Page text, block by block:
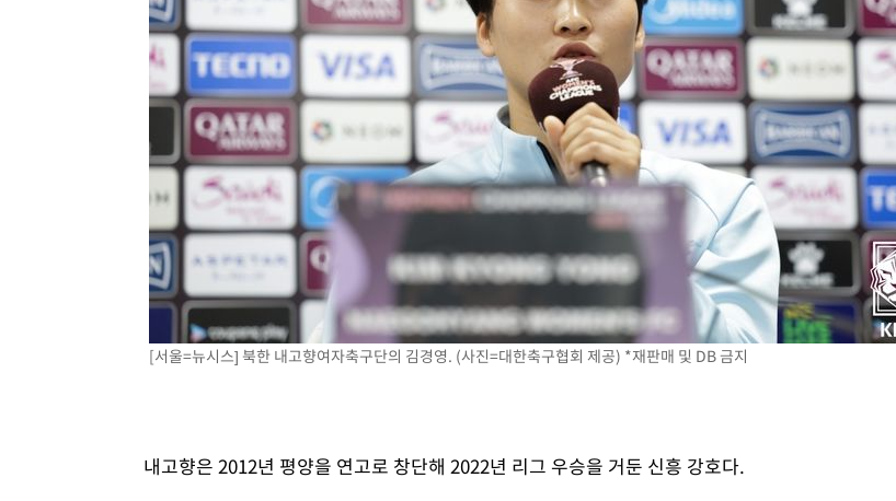
[서울=뉴시스] 북한 내고향여자축구단의 김경영. (사진=대한축구협회 제공) *재판매 및 DB 금지
내고향은 2012년 평양을 연고로 창단해 2022년 리그 우승을 거둔 신흥 강호다.